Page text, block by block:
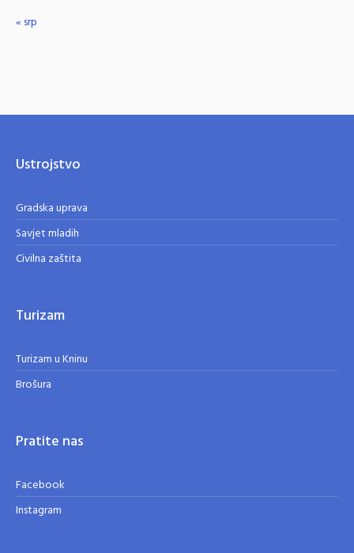
« srp
Ustrojstvo
Gradska uprava
Savjet mladih
Civilna zaštita
Turizam
Turizam u Kninu
Brošura
Pratite nas
Facebook
Instagram